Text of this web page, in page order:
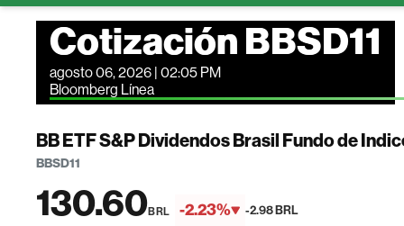
Cotización BBSD11
agosto 06, 2026 | 02:05 PM
Bloomberg Línea
BB ETF S&P Dividendos Brasil Fundo de
BBSD11
130.60BRL -2.23% -2.98 BRL